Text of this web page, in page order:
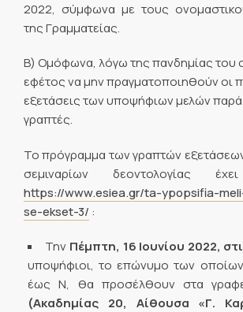
2022, σύμφωνα με τους
της Γραμματείας.
B) Ομόφωνα, λόγω της πανδημίας του
εφέτος να μην πραγματοποιηθούν οι
εξετάσεις των υποψήφιων μελών
γραπτές.
Το πρόγραμμα των γραπτών
σεμιναρίων δεοντολογίας
https://www.esiea.gr/ta-ypopsifia-
se-ekset-3/ :
Την Πέμπτη, 16 Ιουνίου 2022,
υποψήφιοι, το επώνυμο των
έως Ν, θα προσέλθουν στα
(Ακαδημίας 20, Αίθουσα «Γ.